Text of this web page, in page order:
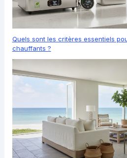
Quels sont les critères essentiels
chauffants ?